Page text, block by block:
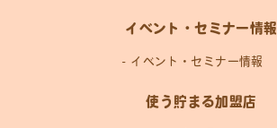
イベント・セミナー情報
イベント・セミナー情報
使う貯まる加盟店